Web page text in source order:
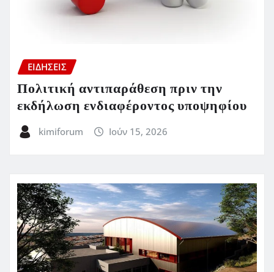
ΕΙΔΗΣΕΙΣ
Πολιτική αντιπαράθεση πριν την
εκδήλωση ενδιαφέροντος υποψηφίου
kimiforum Ιούν 15, 2026